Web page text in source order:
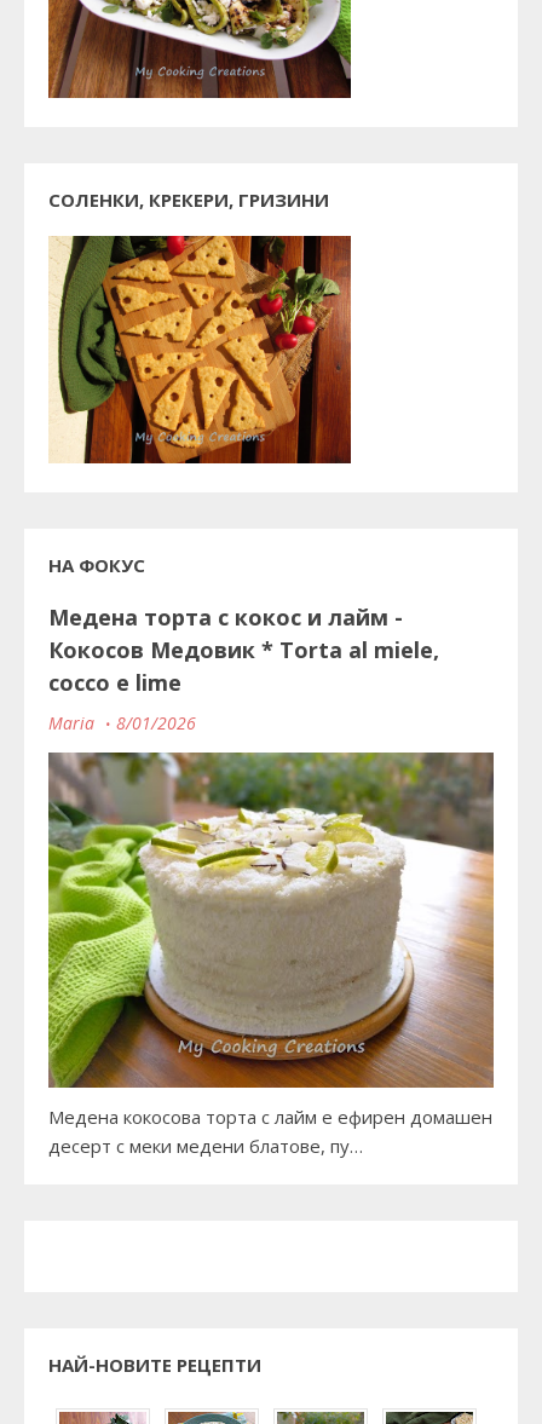
СОЛЕНКИ, КРЕКЕРИ, ГРИЗИНИ
НА ФОКУС
Медена торта с кокос и лайм -
Кокосов Медовик * Torta al miele,
cocco e lime
Maria 8/01/2026
Медена кокосова торта с лайм е ефирен домашен
десерт с меки медени блатове, пу…
НАЙ-НОВИТЕ РЕЦЕПТИ